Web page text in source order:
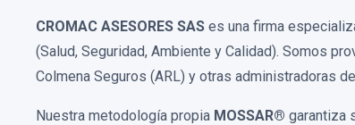
CROMAC ASESORES SAS es una firma
(Salud, Seguridad, Ambiente y Calidad). Somos
Colmena Seguros (ARL) y otras administradoras
Nuestra metodología propia MOSSAR® garantiza